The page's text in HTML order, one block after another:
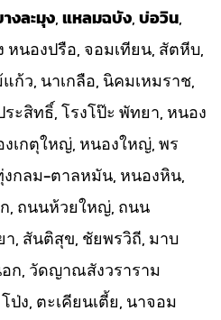
งละมุง,แหลมฉบัง,บ่อวิน,
หนองปรือ, จอมเทียน, สัตหีบ,
ก้ว, นาเกลือ, นิคมเหมราช,
ะสิทธิ์, โรงโป๊ะ พัทยา, หนอง
เกตุใหญ่, หนองใหญ่, พร
งกลม-ตาลหมัน, หนองหิน,
, ถนนห้วยใหญ่, ถนน
, สันติสุข, ชัยพรวิถี, มาบ
ก, วัดญาณสังวราราม
ป่ง, ตะเคียนเตี้ย, นาจอม